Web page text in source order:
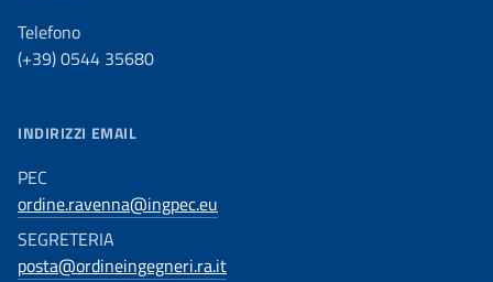
Telefono
(+39) 0544 35680
INDIRIZZI EMAIL
PEC
ordine.ravenna@ingpec.eu
SEGRETERIA
posta@ordineingegneri.ra.it